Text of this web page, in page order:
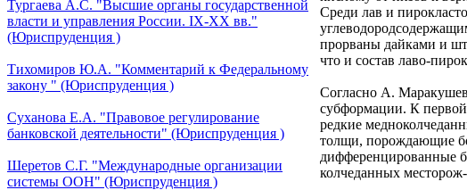
Тургаева А.С. "Высшие органы государственной
власти и управления России. IХ-ХХ вв."
(Юриспруденция )
Тихомиров Ю.А. "Комментарий к Федеральному
закону " (Юриспруденция )
Суханова Е.А. "Правовое регулирование
банковской деятельности" (Юриспруденция )
Шеретов С.Г. "Международные организации
системы ООН" (Юриспруденция )
Среди лав и
прорваны дайками и
что и состав лаво-
Согласно А.
субформации. К
редкие
толщи, порождающие
дифференцированные
колчеданных месторож-